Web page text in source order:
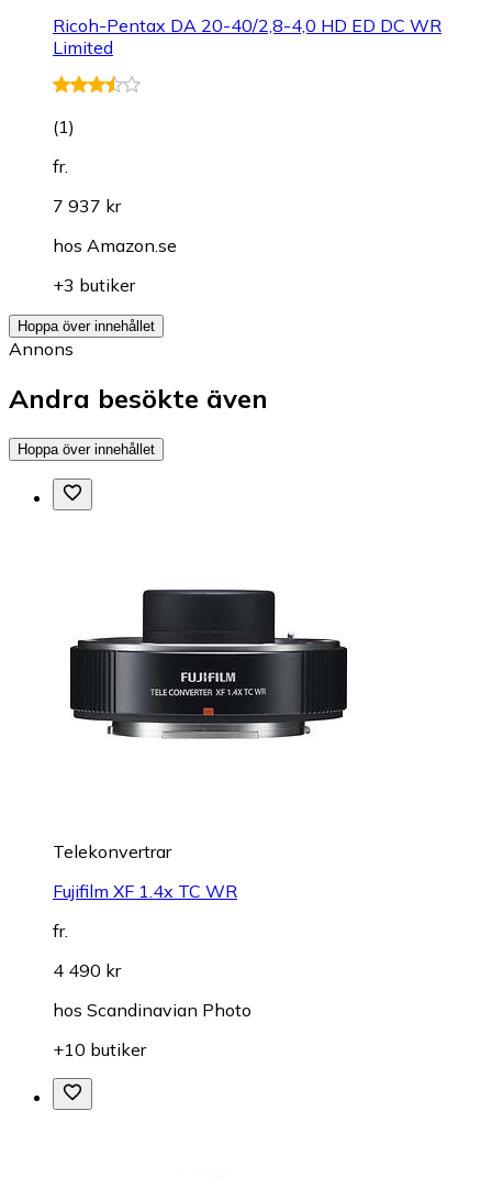
Ricoh-Pentax DA 20-40/2,8-4,0 HD ED DC WR
Limited
(1)
fr.
7 937 kr
hos Amazon.se
+3 butiker
Hoppa över innehållet
Annons
Andra besökte även
Hoppa över innehållet
Telekonvertrar
Fujifilm XF 1.4x TC WR
fr.
4 490 kr
hos Scandinavian Photo
+10 butiker